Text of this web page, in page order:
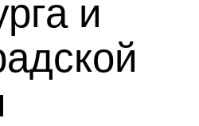
и